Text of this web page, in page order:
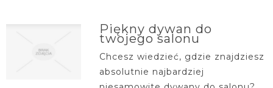
Piękny dywan do
twojego salonu
Chcesz wiedzieć, gdzie znajdziesz
absolutnie najbardziej